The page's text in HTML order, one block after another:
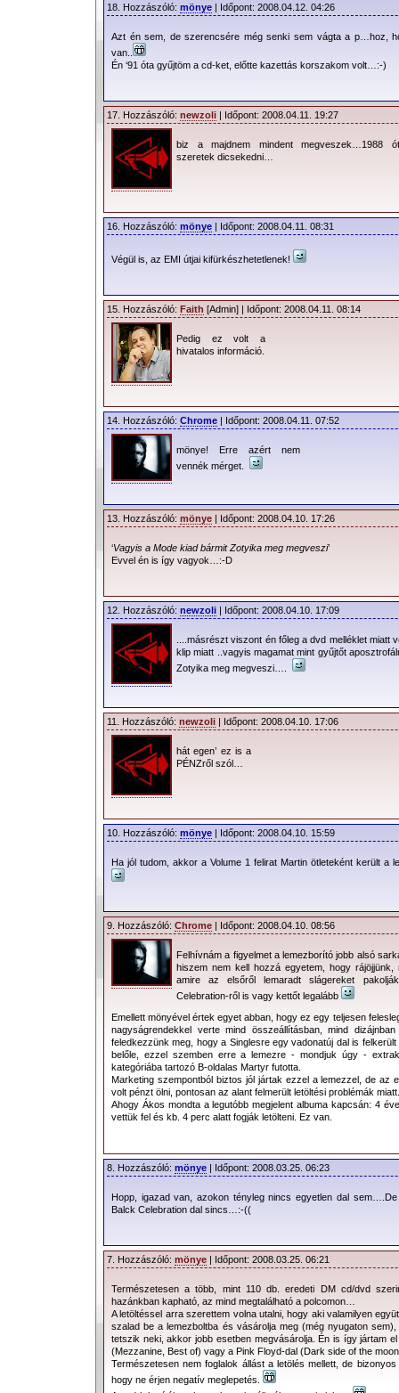
18. Hozzászóló: mönye | Időpont: 2008.04.12. 04:26
Azt én sem, de szerencsére még senki sem vágta a p…hoz,
van..
Én ‘91 óta gyűjtöm a cd-ket, előtte kazettás korszakom volt…:-)
17. Hozzászóló: newzoli | Időpont: 2008.04.11. 19:27
biz a majdnem mindent megveszek…1988
szeretek dicsekedni…
16. Hozzászóló: mönye | Időpont: 2008.04.11. 08:31
Végül is, az EMI útjai kifürkészhetetlenek!
15. Hozzászóló: Faith [Admin] | Időpont: 2008.04.11. 08:14
Pedig ez volt a
hivatalos információ.
14. Hozzászóló: Chrome | Időpont: 2008.04.11. 07:52
mönye! Erre azért nem
vennék mérget.
13. Hozzászóló: mönye | Időpont: 2008.04.10. 17:26
‘Vagyis a Mode kiad bármit Zotyika meg megveszi’
Evvel én is így vagyok…:-D
12. Hozzászóló: newzoli | Időpont: 2008.04.10. 17:09
....másrészt viszont én főleg a dvd melléklet
klip miatt ..vagyis magamat mint gyűjtőt
Zotyika meg megveszi….
11. Hozzászóló: newzoli | Időpont: 2008.04.10. 17:06
hát egen’ ez is a
PÉNZről szól…
10. Hozzászóló: mönye | Időpont: 2008.04.10. 15:59
Ha jól tudom, akkor a Volume 1 felirat Martin ötleteként került a
9. Hozzászóló: Chrome | Időpont: 2008.04.10. 08:56
Felhívnám a figyelmet a lemezborító jobb alsó
hiszem nem kell hozzá egyetem, hogy
amire az elsőről lemaradt slágereket
Celebration-ről is vagy kettőt legalább
Emellett mönyével értek egyet abban, hogy ez egy teljesen
nagyságrendekkel verte mind összeállításban, mind
feledkezzünk meg, hogy a Singlesre egy vadonatúj dal is
belőle, ezzel szemben erre a lemezre - mondjuk úgy -
kategóriába tartozó B-oldalas Martyr futotta.
Marketing szempontból biztos jól jártak ezzel a lemezzel, de az
volt pénzt ölni, pontosan az alant felmerült letöltési problémák miatt.
Ahogy Ákos mondta a legutóbb megjelent albuma kapcsán: 4
vettük fel és kb. 4 perc alatt fogják letölteni. Ez van.
8. Hozzászóló: mönye | Időpont: 2008.03.25. 06:23
Hopp, igazad van, azokon tényleg nincs egyetlen dal
Balck Celebration dal sincs…:-((
7. Hozzászóló: mönye | Időpont: 2008.03.25. 06:21
Természetesen a több, mint 110 db. eredeti DM cd/dvd
hazánkban kapható, az mind megtalálható a polcomon…
A letöltéssel arra szerettem volna utalni, hogy aki valamilyen
szalad be a lemezboltba és vásárolja meg (még nyugaton
tetszik neki, akkor jobb esetben megvásárolja. Én is így jártam
(Mezzanine, Best of) vagy a Pink Floyd-dal (Dark side of the
Természetesen nem foglalok állást a letölés mellett, de
hogy ne érjen negatív meglepetés.